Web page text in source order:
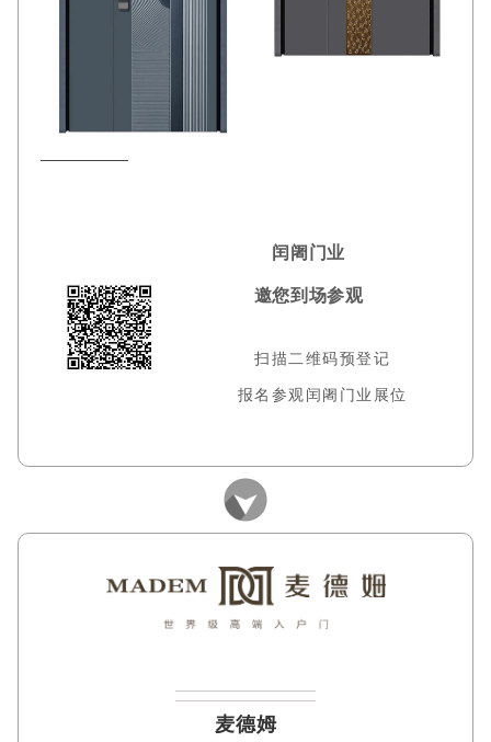
闰阇门业
邀您到场参观
扫描二维码预登记
报名参观闰阇门业展位
麦德姆